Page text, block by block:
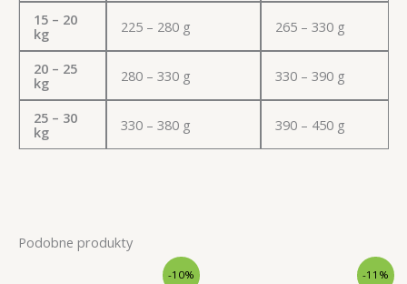
15 – 20
kg
225 – 280 g 265 – 330 g
20 – 25
kg
280 – 330 g 330 – 390 g
25 – 30
kg
330 – 380 g 390 – 450 g
Podobne produkty
-10% -11%